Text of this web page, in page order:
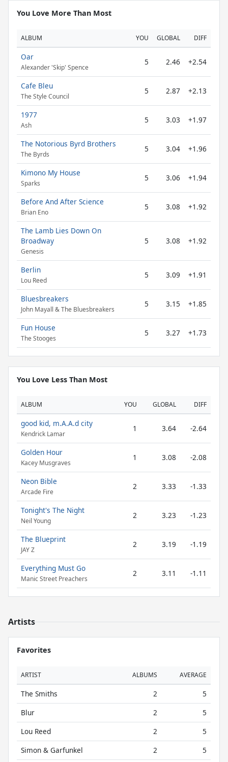
You Love More Than Most
ALBUM YOU GLOBAL DIFF
Oar
Alexander 'Skip' Spence
5 2.46 +2.54
Cafe Bleu
The Style Council
5 2.87 +2.13
1977
Ash
5 3.03 +1.97
The Notorious Byrd Brothers
The Byrds
5 3.04 +1.96
Kimono My House
Sparks
5 3.06 +1.94
Before And After Science
Brian Eno
5 3.08 +1.92
The Lamb Lies Down On
Broadway
Genesis
5 3.08 +1.92
Berlin
Lou Reed
5 3.09 +1.91
Bluesbreakers
John Mayall & The Bluesbreakers
5 3.15 +1.85
Fun House
The Stooges
5 3.27 +1.73
You Love Less Than Most
ALBUM YOU GLOBAL DIFF
good kid, m.A.A.d city
Kendrick Lamar
1 3.64 -2.64
Golden Hour
Kacey Musgraves
1 3.08 -2.08
Neon Bible
Arcade Fire
2 3.33 -1.33
Tonight's The Night
Neil Young
2 3.23 -1.23
The Blueprint
JAY Z
2 3.19 -1.19
Everything Must Go
Manic Street Preachers
2 3.11 -1.11
Artists
Favorites
ARTIST ALBUMS AVERAGE
The Smiths 2
5
Blur
2
5
Lou Reed
2
5
Simon & Garfunkel
2 5